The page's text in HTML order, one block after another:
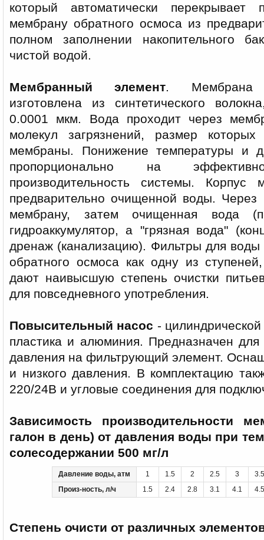
который автоматически
мембрану обратного осмоса из
полном заполнении накопительного
чистой водой.
Мембранный элемент. Мембрана
изготовлена из синтетического
0.0001 мкм. Вода проходит через
молекул загрязнений, размер
мембраны. Понижение температуры и
пропорционально на
производительность системы.
предварительно очищенной воды. Через
мембрану, затем очищенная вода
гидроаккумулятор, а "грязная вода"
дренаж (канализацию). Фильтры для
обратного осмоса как одну из
дают наивысшую степень очистки
для повседневного употребления.
Повысительный насос -
пластика и алюминия. Предназначен
давления на фильтрующий элемент.
и низкого давления. В комплектацию
220/24В и угловые соединения для
Зависимость производительности
галон в день) от давления воды при
солесодержании 500 мг/л
Давление воды, атм 1 1.5 2 2.5 3
3.5
Произ-ность, л/ч
1.5 2.4 2.8 3.1 4.1 4.5
Степень очисти от различных